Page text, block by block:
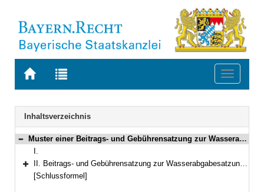
Zur
BAYERN.RECHT
Zur
letzten
Suche
Toggle
Navigation
Inhaltsverzeichnis
Bereich reduzieren
Muster einer Beitrags- und Gebührensatzung zur Wasserabgabesatzung
I.
Bereich erweitern
II. Beitrags- und Gebührensatzung zur Wasserabgabesatzung der Gemeinde (Stadt, Markt, Zweckverband) ............(BGS/WAS) vom __.__.____
[Schlussformel]